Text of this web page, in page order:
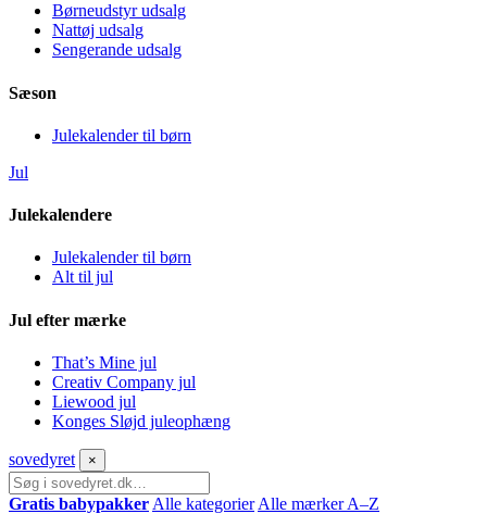
Børneudstyr udsalg
Nattøj udsalg
Sengerande udsalg
Sæson
Julekalender til børn
Jul
Julekalendere
Julekalender til børn
Alt til jul
Jul efter mærke
That’s Mine jul
Creativ Company jul
Liewood jul
Konges Sløjd juleophæng
sovedyret ×
Gratis babypakker Alle kategorier Alle mærker A–Z